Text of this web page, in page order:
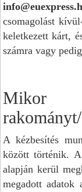
csomagolást
keletkezett kárt,
számra vagy
A kézbesítés
között történik.
alapján kerül
megadott adatok